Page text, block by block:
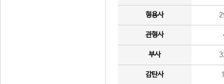
형용사
관형사
부사
감탄사